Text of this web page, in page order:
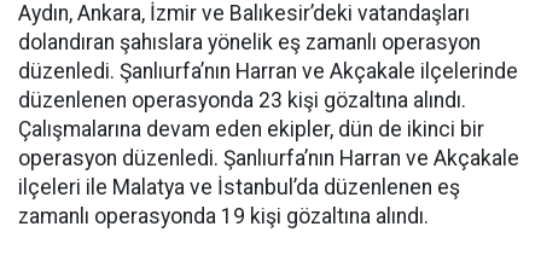
Aydın, Ankara, İzmir ve Balıkesir’deki vatandaşları
dolandıran şahıslara yönelik eş zamanlı operasyon
düzenledi. Şanlıurfa’nın Harran ve Akçakale ilçelerinde
düzenlenen operasyonda 23 kişi gözaltına alındı.
Çalışmalarına devam eden ekipler, dün de ikinci bir
operasyon düzenledi. Şanlıurfa’nın Harran ve Akçakale
ilçeleri ile Malatya ve İstanbul’da düzenlenen eş
zamanlı operasyonda 19 kişi gözaltına alındı.